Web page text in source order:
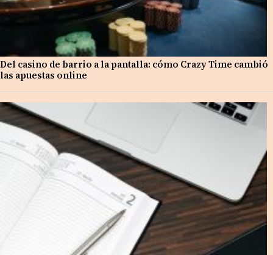
Del casino de barrio a la pantalla: cómo Crazy Time cambió
las apuestas online